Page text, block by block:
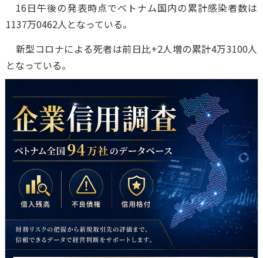
16日午後の発表時点でベトナム国内の累計感染者数は
1137万0462人となっている。
新型コロナによる死者は前日比+2人増の累計4万3100人
となっている。